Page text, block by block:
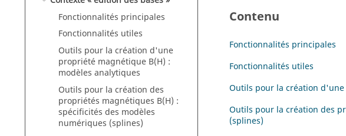
Fonctionnalités principales
Fonctionnalités utiles
Outils pour la création d'une
propriété magnétique B(H) :
modèles analytiques
Outils pour la création des
propriétés magnétiques B(H) :
spécificités des modèles
numériques (splines)
Contenu
Fonctionnalités principales
Fonctionnalités utiles
Outils pour la création
Outils pour la création des
(splines)